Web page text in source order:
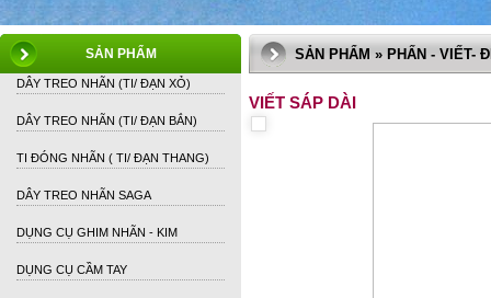
SẢN PHẨM SẢN PHẨM » PHẤN - VIẾT-
DÂY TREO NHÃN (TI/ ĐẠN XỎ)
DÂY TREO NHÃN (TI/ ĐẠN BẮN)
TI ĐÓNG NHÃN ( TI/ ĐẠN THANG)
DÂY TREO NHÃN SAGA
DỤNG CỤ GHIM NHÃN - KIM
DỤNG CỤ CẦM TAY
VIẾT SÁP DÀI